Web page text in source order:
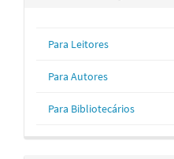
Para Leitores
Para Autores
Para Bibliotecários